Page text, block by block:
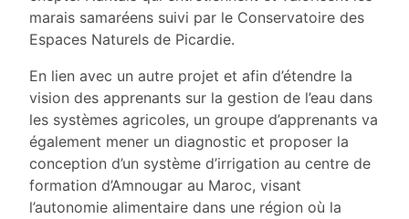
marais samaréens suivi par le Conservatoire des
Espaces Naturels de Picardie.
En lien avec un autre projet et afin d’étendre la
vision des apprenants sur la gestion de l’eau dans
les systèmes agricoles, un groupe d’apprenants va
également mener un diagnostic et proposer la
conception d’un système d’irrigation au centre de
formation d’Amnougar au Maroc, visant
l’autonomie alimentaire dans une région où la